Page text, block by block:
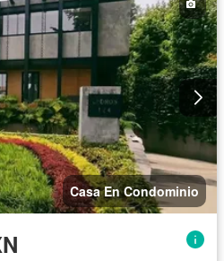
Casa En Condominio